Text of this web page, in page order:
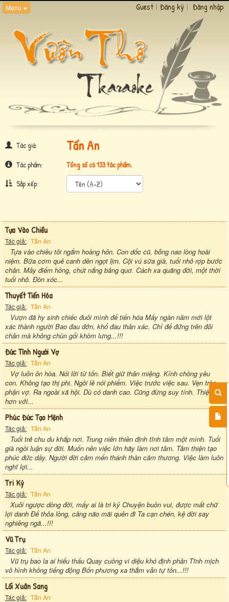
Menu Guest | Đăng ký | Đăng nhập
Tác giả: Tấn An
Tác phẩm:
Tổng số có 133 tác phẩm.
Sắp xếp:
Tựa Vào Chiều
Tác giả: Tấn An
Tựa vào chiều tôi ngắm hoàng hôn. Con dốc cũ, bỗng nao lòng hoài
niệm. Bữa cơm quê canh dền ngọt lịm. Cội vú sữa già, tuổi nhỏ rợp bước
chân. Mây điểm hồng, chút nắng bâng quơ. Cách xa quãng đời, một thời
tuổi nhỏ. Đòn xóc...
Thuyết Tiến Hóa
Tác giả: Tấn An
Vượn đã hy sinh chiếc đuôi mình để tiến hóa Mấy ngàn năm mới lột
xác thành người Bao đau đớn, khổ đau thân xác. Chỉ để đứng trên đôi
chân mà không chùn gối khòm lưng...!!!
Đức Tính Người Vợ
Tác giả: Tấn An
Vợ luôn ôn hòa. Nói lời từ tốn. Biết giữ thân miệng. Kính chồng yêu
con. Không tạo thị phi. Ngồi lê nói phiếm. Việc trước việc sau. Vẹn tròn
phận vợ. Ra ngoài xã hội. Dù có danh cao. Cũng đừng suy tính. Thiệt
hơn với...
Phúc Đức Tạo Mệnh
Tác giả: Tấn An
Tuổi trẻ chu du khắp nơi. Trung niên thiền định tĩnh tâm một mình. Tuổi
già ngồi luận sự đời. Muốn nên việc lớn hãy làm nơi tâm. Tâm thiện tạo
phúc đức dầy. Người đời cảm mến thánh thần cảm thương. Việc làm luôn
nghĩ lợi...
Tri Kỷ
Tác giả: Tấn An
Xuôi ngược dòng đời, mấy ai là tri kỷ Chuyện buồn vui, được mất chữ
lợi danh Để thỏa lòng, căng não mãi quên đi Ta cạn chén, kệ đời say
nghiêng ngã...!!!
Vũ Trụ
Tác giả: Tấn An
Vũ trụ bao la ai hiểu thấu Quay cuồng vi diệu khó định phân Tĩnh mịch
vô hình không tiếng động Bốn phương xa thẳm vẫn tự tồn...!!!
Lối Xuân Sang
Tác giả: Tấn An